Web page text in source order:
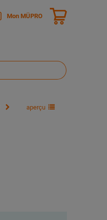
Mon MÜPRO
aperçu